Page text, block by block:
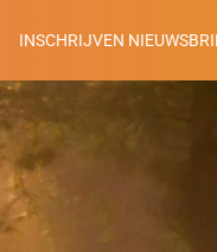
INSCHRIJVEN